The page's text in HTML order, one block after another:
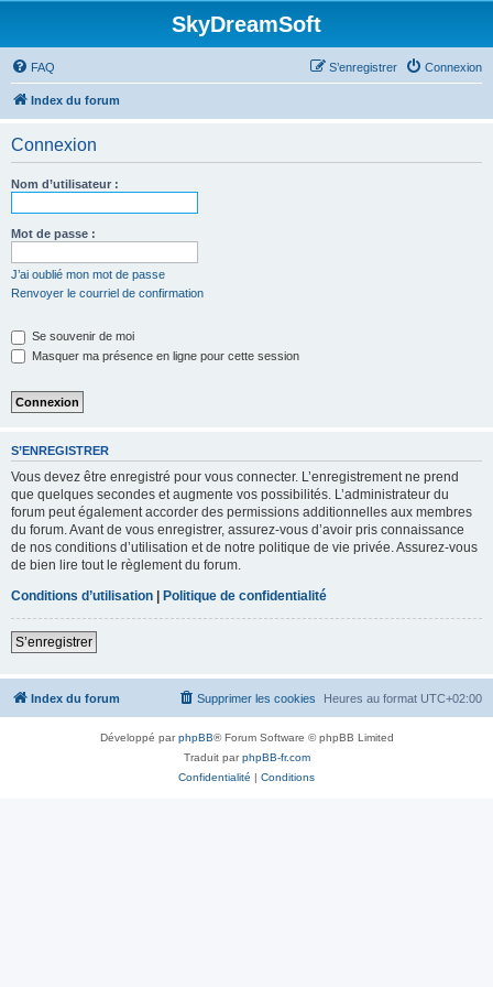
SkyDreamSoft
FAQ Connexion
S’enregistrer
Index du forum
Connexion
Nom d’utilisateur :
Mot de passe :
J’ai oublié mon mot de passe
Renvoyer le courriel de confirmation
Se souvenir de moi
Masquer ma présence en ligne pour cette session
S’ENREGISTRER
Vous devez être enregistré pour vous connecter. L’enregistrement ne prend
que quelques secondes et augmente vos possibilités. L’administrateur du
forum peut également accorder des permissions additionnelles aux membres
du forum. Avant de vous enregistrer, assurez-vous d’avoir pris connaissance
de nos conditions d’utilisation et de notre politique de vie privée. Assurez-vous
de bien lire tout le règlement du forum.
Conditions d’utilisation | Politique de confidentialité
S’enregistrer
Index du forum Heures au format UTC+02:00
Supprimer les cookies
Développé parphpBB® Forum Software © phpBB Limited
Traduit parphpBB-fr.com
Confidentialité | Conditions